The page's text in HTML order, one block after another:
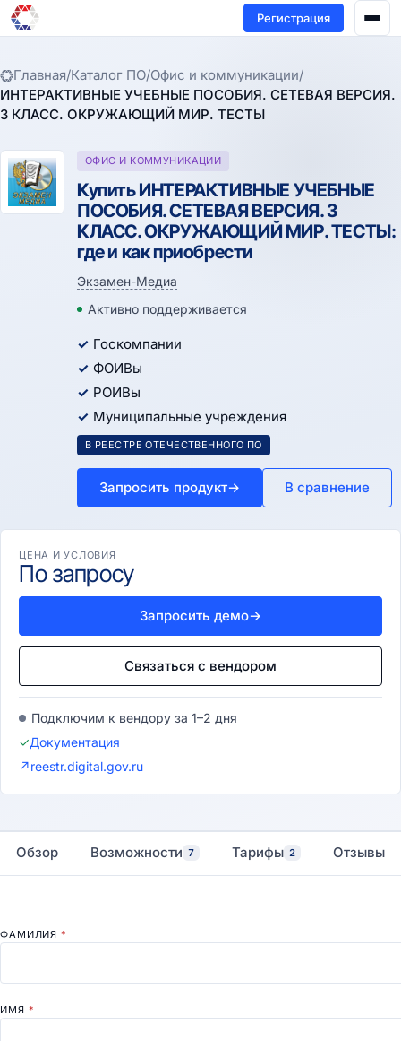
Регистрация
Главная/Каталог ПО/Офис и коммуникации/
ИНТЕРАКТИВНЫЕ УЧЕБНЫЕ ПОСОБИЯ. СЕТЕВАЯ ВЕРСИЯ.
3 КЛАСС. ОКРУЖАЮЩИЙ МИР. ТЕСТЫ
ОФИС И КОММУНИКАЦИИ
Купить ИНТЕРАКТИВНЫЕ УЧЕБНЫЕ
ПОСОБИЯ. СЕТЕВАЯ ВЕРСИЯ. 3
КЛАСС. ОКРУЖАЮЩИЙ МИР. ТЕСТЫ:
где и как приобрести
Экзамен-Медиа
Активно поддерживается
Госкомпании
ФОИВы
РОИВы
Муниципальные учреждения
В РЕЕСТРЕ ОТЕЧЕСТВЕННОГО ПО
Запросить продукт→ В сравнение
ЦЕНА И УСЛОВИЯ
По запросу
Запросить демо→
Связаться с вендором
Подключим к вендору за 1–2 дня
✓Документация
↗reestr.digital.gov.ru
Обзор Возможности 7 Тарифы 2 Отзывы
ФАМИЛИЯ*
ИМЯ *